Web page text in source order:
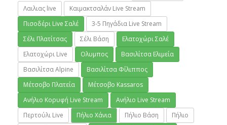
Λαιλιας live
Καιμακτσαλάν Live Stream
Πισοδέρι Live Σαλέ
3-5 Πηγάδια Live Stream
Σέλι Πλατίτσας
Σέλι Βάση
Ελατοχώρι Σαλέ
Ελατοχώρι Live
Ολυμπος
Βασιλίτσα Ελιμεία
Βασιλίτσα Alpine
Βασιλίτσα Φίλιππος
Μέτσοβο Πλατεία
Μέτσοβο Kassaros
Ανήλιο Κορυφή Live Stream
Ανήλιο Live Stream
Περτούλι Live
Πήλιο Χάνια Πήλιο Βάση
Πήλιο